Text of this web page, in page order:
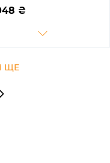
3BAT LiFePO4
циклів (SVR20-
₴
ЩЕ